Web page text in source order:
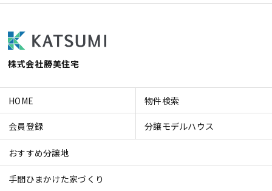
株式会社勝美住宅
HOME 物件検索
会員登録 分譲モデルハウス
おすすめ分譲地
手間ひまかけた家づくり